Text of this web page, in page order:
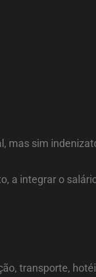
mas sim
a integrar o
transporte,